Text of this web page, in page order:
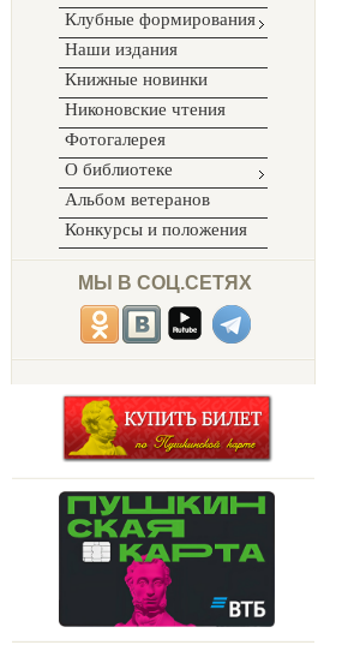
Клубные формирования
Наши издания
Книжные новинки
Никоновские чтения
Фотогалерея
О библиотеке
Альбом ветеранов
Конкурсы и положения
МЫ В СОЦ.СЕТЯХ